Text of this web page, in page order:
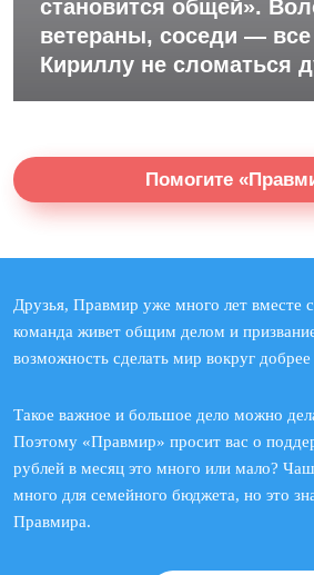
становится общей».
ветераны, соседи —
Кириллу не сломаться
Помогите
Друзья, Правмир уже много лет вместе
команда живет общим делом и
возможность сделать мир вокруг
Такое важное и большое дело можно
Поэтому «Правмир» просит вас о
рублей в месяц это много или мало?
много для семейного бюджета, но это
Правмира.